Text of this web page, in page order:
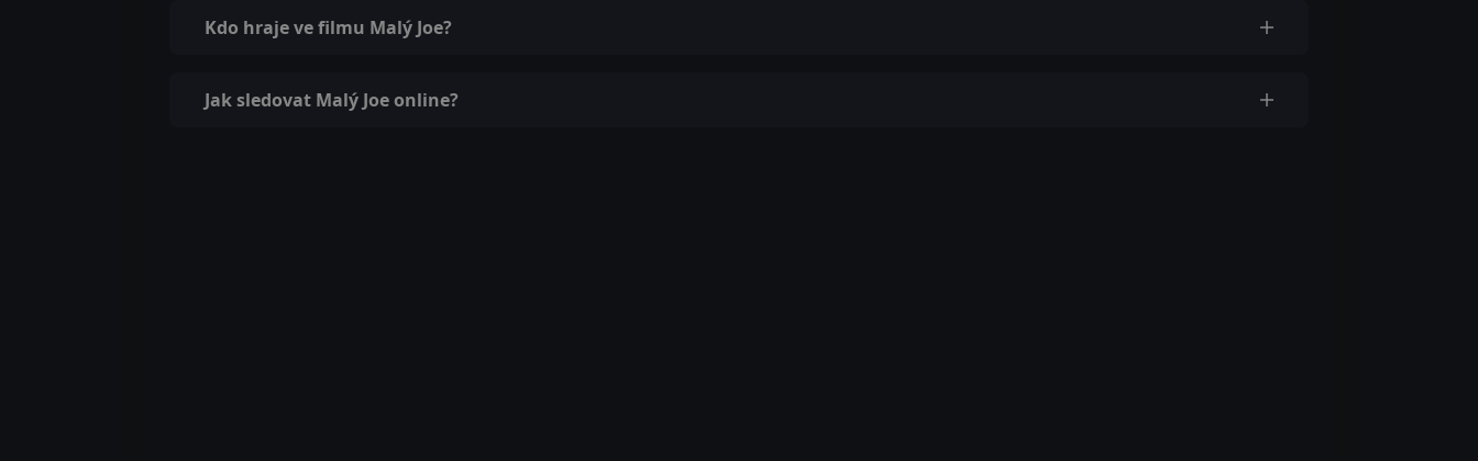
Kdo hraje ve filmu Malý Joe?
Jak sledovat Malý Joe online?